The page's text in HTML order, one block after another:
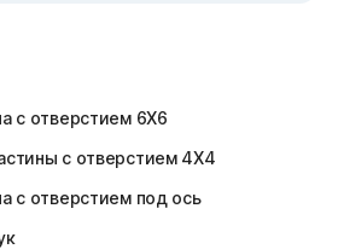
с отверстием 6Х6
с отверстием 4Х4
с отверстием под ось